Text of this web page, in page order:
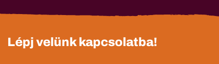
Lépj velünk kapcsolatba!